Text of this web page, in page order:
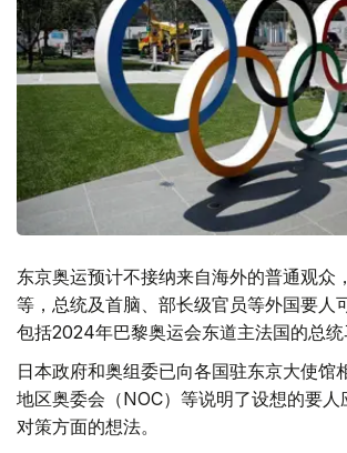
东京奥运预计不接纳来自海外的普通观众
等，总统及首脑、部长级官员等外国要人
包括2024年巴黎奥运会东道主法国的总统
日本政府和奥组委已向各国驻东京大使馆
地区奥委会（NOC）等说明了设想的要人
对策方面的想法。